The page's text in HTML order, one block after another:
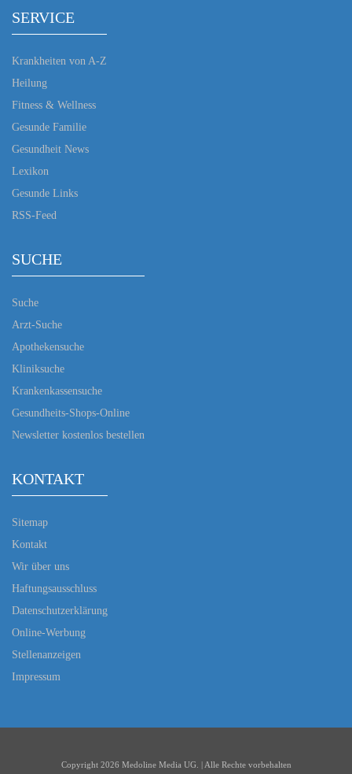
SERVICE
Krankheiten von A-Z
Heilung
Fitness & Wellness
Gesunde Familie
Gesundheit News
Lexikon
Gesunde Links
RSS-Feed
SUCHE
Suche
Arzt-Suche
Apothekensuche
Kliniksuche
Krankenkassensuche
Gesundheits-Shops-Online
Newsletter kostenlos bestellen
KONTAKT
Sitemap
Kontakt
Wir über uns
Haftungsausschluss
Datenschutzerklärung
Online-Werbung
Stellenanzeigen
Impressum
Copyright 2026 Medoline Media UG. | Alle Rechte vorbehalten